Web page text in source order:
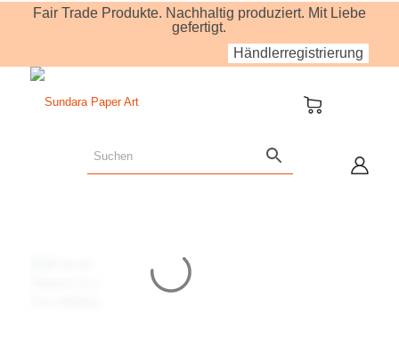
Fair Trade Produkte. Nachhaltig produziert. Mit Liebe
gefertigt.
Händlerregistrierung